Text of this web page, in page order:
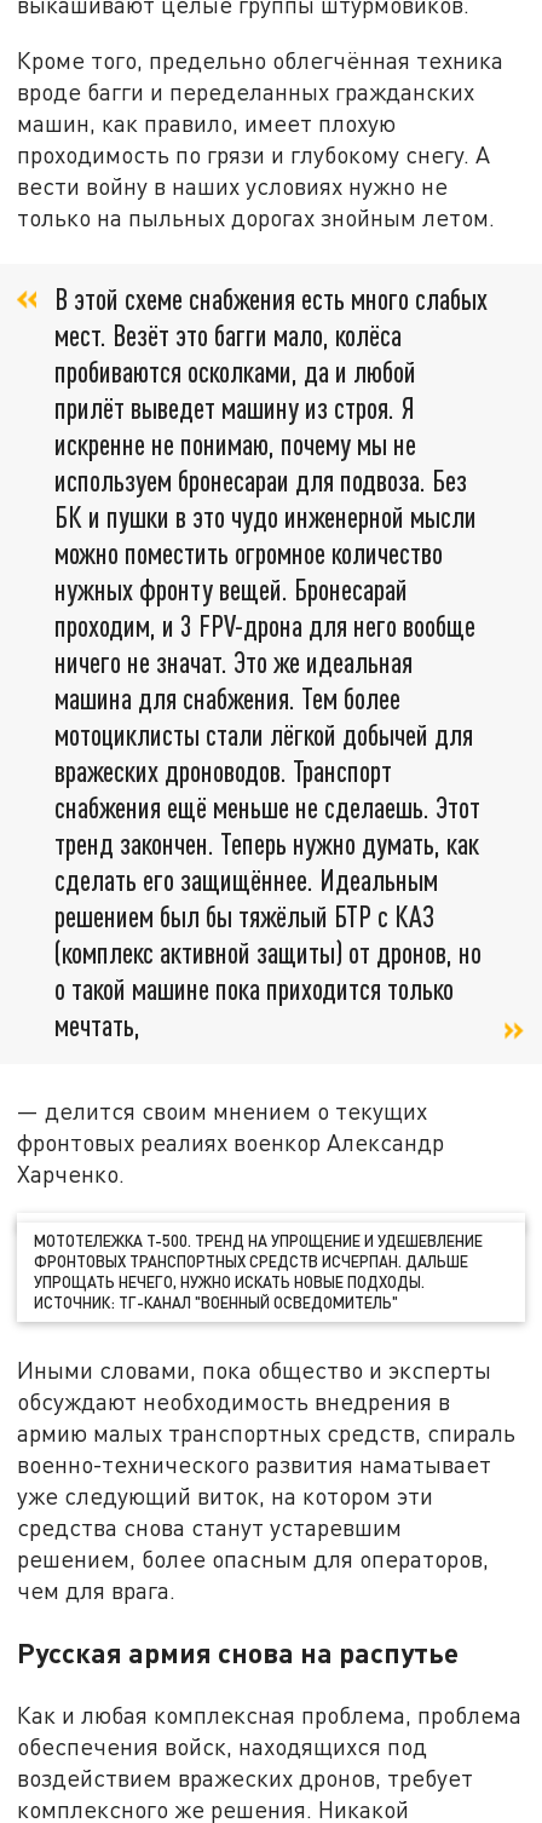
Кроме того, предельно облегчённая техника
вроде багги и переделанных гражданских
машин, как правило, имеет плохую
проходимость по грязи и глубокому снегу. А
вести войну в наших условиях нужно не
только на пыльных дорогах знойным летом.
В этой схеме снабжения есть много слабых
мест. Везёт это багги мало, колёса
пробиваются осколками, да и любой
прилёт выведет машину из строя. Я
искренне не понимаю, почему мы не
используем бронесараи для подвоза. Без
БК и пушки в это чудо инженерной мысли
можно поместить огромное количество
нужных фронту вещей. Бронесарай
проходим, и 3 FPV-дрона для него вообще
ничего не значат. Это же идеальная
машина для снабжения. Тем более
мотоциклисты стали лёгкой добычей для
вражеских дроноводов. Транспорт
снабжения ещё меньше не сделаешь. Этот
тренд закончен. Теперь нужно думать, как
сделать его защищённее. Идеальным
решением был бы тяжёлый БТР с КАЗ
(комплекс активной защиты) от дронов, но
о такой машине пока приходится только
мечтать,
— делится своим мнением о текущих
фронтовых реалиях военкор Александр
Харченко.
МОТОТЕЛЕЖКА Т-500. ТРЕНД НА УПРОЩЕНИЕ И УДЕШЕВЛЕНИЕ
ФРОНТОВЫХ ТРАНСПОРТНЫХ СРЕДСТВ ИСЧЕРПАН. ДАЛЬШЕ
УПРОЩАТЬ НЕЧЕГО, НУЖНО ИСКАТЬ НОВЫЕ ПОДХОДЫ.
ИСТОЧНИК: ТГ-КАНАЛ "ВОЕННЫЙ ОСВЕДОМИТЕЛЬ"
Иными словами, пока общество и эксперты
обсуждают необходимость внедрения в
армию малых транспортных средств, спираль
военно-технического развития наматывает
уже следующий виток, на котором эти
средства снова станут устаревшим
решением, более опасным для операторов,
чем для врага.
Русская армия снова на распутье
Как и любая комплексная проблема, проблема
обеспечения войск, находящихся под
воздействием вражеских дронов, требует
комплексного же решения. Никакой